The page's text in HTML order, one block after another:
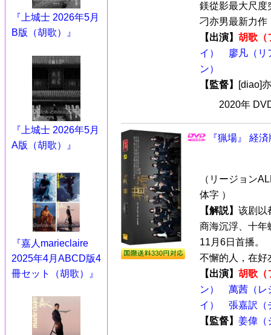
『上城士 2026年5月
B版（胡歌）』
『上城士 2026年5月
A版（胡歌）』
『嘉人marieclaire
2025年4月ABCD版4
冊セット（胡歌）』
鎂從影最大尺
刁亦男最新力作
【出演】 胡歌（
イ）
廖凡（リ
ン）
【監督】
[diao]
2020年
『猟場』 経
（リージョン
体字 ）
【解説】 该剧以
商海沉浮、十年
11月6日首播。
不懈的人，在好
【出演】 胡歌（
ン）
萬茜（レ
イ）
張嘉訳（
【監督】 姜偉（